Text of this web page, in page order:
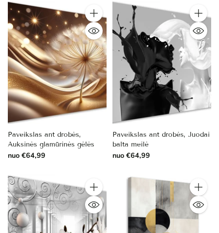
Kiekis
Paveikslas ant drobės,
Auksinės glamūrinės gėlės
nuo €64,99
Kiekis
Paveikslas ant drobės, Juodai
balta meilė
nuo €64,99
Kiekis Kiekis